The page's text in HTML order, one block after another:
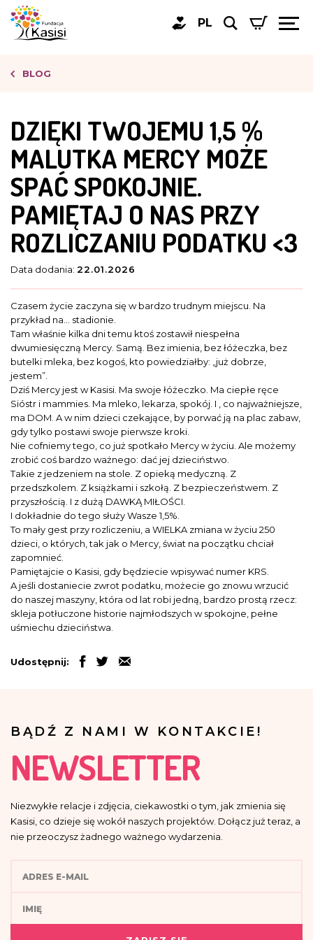
PL
BLOG
DZIĘKI TWOJEMU 1,5 %
MALUTKA MERCY MOŻE
SPAĆ SPOKOJNIE.
PAMIĘTAJ O NAS PRZY
ROZLICZANIU PODATKU <3
Data dodania: 22.01.2026
Czasem życie zaczyna się w bardzo trudnym miejscu. Na
przykład na… stadionie.
Tam właśnie kilka dni temu ktoś zostawił niespełna
dwumiesięczną Mercy. Samą. Bez imienia, bez łóżeczka, bez
butelki mleka, bez kogoś, kto powiedziałby: „już dobrze,
jestem”.
Dziś Mercy jest w Kasisi. Ma swoje łóżeczko. Ma ciepłe ręce
Sióstr i mammies. Ma mleko, lekarza, spokój. I , co najważniejsze,
ma DOM. A w nim dzieci czekające, by porwać ją na plac zabaw,
gdy tylko postawi swoje pierwsze kroki.
Nie cofniemy tego, co już spotkało Mercy w życiu. Ale możemy
zrobić coś bardzo ważnego: dać jej dzieciństwo.
Takie z jedzeniem na stole. Z opieką medyczną. Z
przedszkolem. Z książkami i szkołą. Z bezpieczeństwem. Z
przyszłością. I z dużą DAWKĄ MIŁOŚCI.
I dokładnie do tego służy Wasze 1,5%.
To mały gest przy rozliczeniu, a WIELKA zmiana w życiu 250
dzieci, o których, tak jak o Mercy, świat na początku chciał
zapomnieć.
Pamiętajcie o Kasisi, gdy będziecie wpisywać numer KRS.
A jeśli dostaniecie zwrot podatku, możecie go znowu wrzucić
do naszej maszyny, która od lat robi jedną, bardzo prostą rzecz:
skleja potłuczone historie najmłodszych w spokojne, pełne
uśmiechu dzieciństwa.
Udostępnij:
BĄDŹ Z NAMI W KONTAKCIE!
NEWSLETTER
Niezwykłe relacje i zdjęcia, ciekawostki o tym, jak zmienia się
Kasisi, co dzieje się wokół naszych projektów. Dołącz już teraz, a
nie przeoczysz żadnego ważnego wydarzenia.